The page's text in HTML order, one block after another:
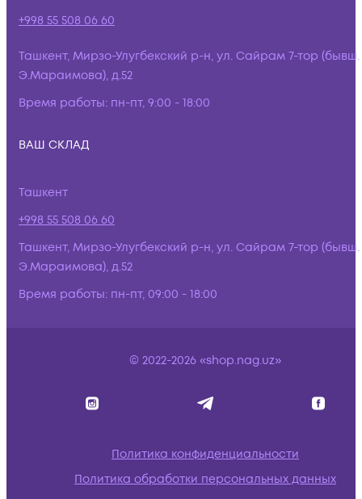
+998 55 508 06 60
Ташкент, Мирзо-Улугбекский р-н, ул. Сайрам 7-тор (бывш.
Э.Мараимова), д.52
Время работы: пн-пт, 9:00 - 18:00
ВАШ СКЛАД
Ташкент
+998 55 508 06 60
Ташкент, Мирзо-Улугбекский р-н, ул. Сайрам 7-тор (бывш.
Э.Мараимова), д.52
Время работы: пн-пт, 09:00 - 18:00
© 2022-2026 «shop.nag.uz»
Политика конфиденциальности
Политика обработки персональных данных